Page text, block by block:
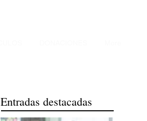
Entradas destacadas